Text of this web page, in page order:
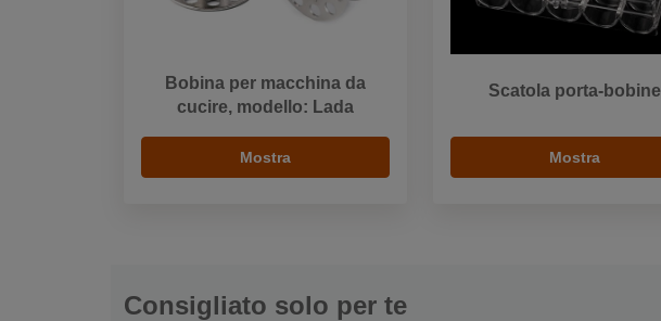
Bobina per macchina da
cucire, modello: Lada
Mostra
Scatola porta-bobine
Mostra
Consigliato solo per te